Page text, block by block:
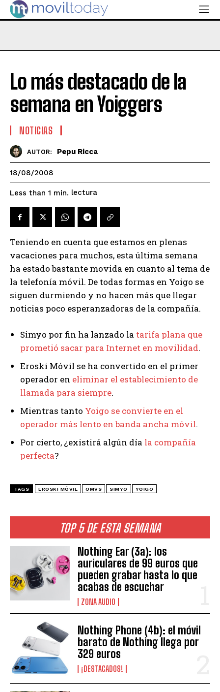
TOP 5 DE ESTA SEMANA
Nothing Ear (3a): los
auriculares de 99 euros que
pueden grabar hasta lo que
acabas de escuchar
ZONA AUDIO
Nothing Phone (4b): el móvil
barato de Nothing llega por
329 euros
¡DESTACADOS!
Lo más destacado de la
semana en Yoiggers
NOTICIAS
AUTOR: Pepu Ricca
18/08/2008
Less than 1 min. lectura
Teniendo en cuenta que estamos en plenas
vacaciones para muchos, esta última semana
ha estado bastante movida en cuanto al tema de
la telefonía móvil. De todas formas en Yoigo se
siguen durmiendo y no hacen más que llegar
noticias poco esperanzadoras de la compañía.
Simyo por fin ha lanzado la tarifa plana que
prometió sacar para Internet en movilidad.
Eroski Móvil se ha convertido en el primer
operador en eliminar el establecimiento de
llamada para siempre.
Mientras tanto Yoigo se convierte en el
operador más lento en banda ancha móvil.
Por cierto, ¿existirá algún día la compañía
perfecta?
TAGS EROSKI MÓVIL OMVS SIMYO YOIGO